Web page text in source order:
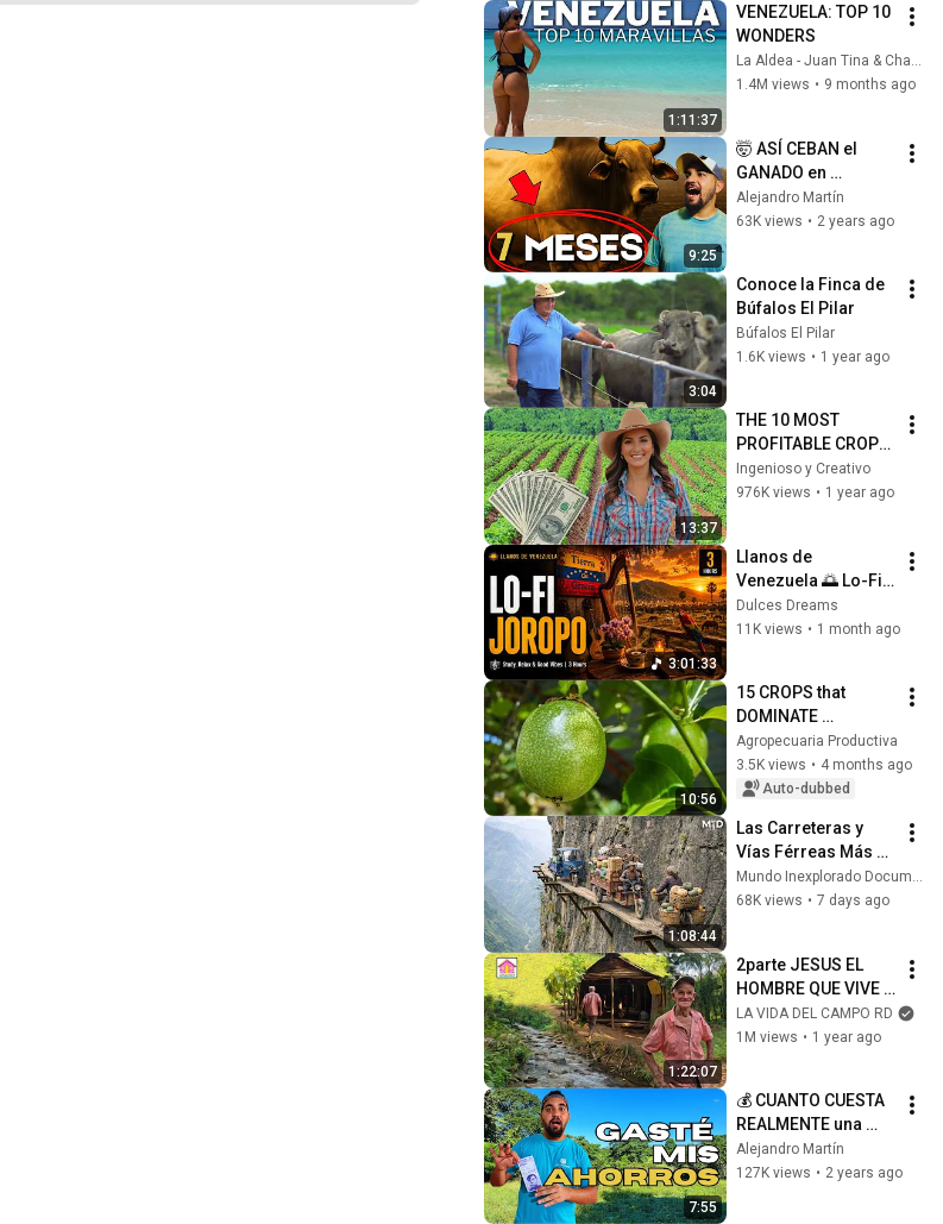
1:11:37
VENEZUELA: TOP 10
WONDERS
La Aldea - Juan Tina & Chacho
1.4M views • 9 months ago
9:25
🤯 ASÍ CEBAN el
GANADO en
VENEZUELA con
POCO DINERO
Alejandro Martín
63K views • 2 years ago
3:04
Conoce la Finca de
Búfalos El Pilar
Búfalos El Pilar
1.6K views • 1 year ago
13:37
THE 10 MOST
PROFITABLE CROPS
TO MAKE ANY
ENTREPRENEUR
Ingenioso y Creativo
976K views • 1 year ago
3:01:33
Llanos de
Venezuela 🌅 Lo-Fi
Joropo for Study,
Relaxation & Good
Dulces Dreams
11K views • 1 month ago
10:56
15 CROPS that
DOMINATE
production in
VENEZUELA and
generate wealth
Agropecuaria Productiva
3.5K views • 4 months ago
Auto-dubbed
1:08:44
Las Carreteras y
Vías Férreas Más
Extremas del
Mundo Son Como
Mundo Inexplorado Documental
68K views • 7 days ago
1:22:07
2parte JESUS EL
HOMBRE QUE VIVE
SOLO AL LADO DE
UN RIO VIRGEN EN
LA VIDA DEL CAMPO RD
1M views • 1 year ago
7:55
💰 CUANTO CUESTA
REALMENTE una
FINCA en
VENEZUELA en 2025
Alejandro Martín
127K views • 2 years ago